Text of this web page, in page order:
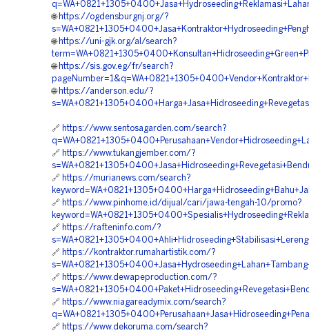
🌐 https://ogdensburgnj.org/?
🌐 https://uni-gjk.org/al/search?
🌐 https://sis.gov.eg/fr/search?
🌐 https://anderson.edu/?
🔗 https://www.sentosagarden.com/search?
🔗 https://www.tukangjember.com/?
🔗 https://murianews.com/search?
🔗 https://www.pinhome.id/dijual/cari/jawa-tengah-10/promo?
🔗 https://rafteninfo.com/?
🔗 https://kontraktor.rumahartistik.com/?
🔗 https://www.dewapeproduction.com/?
🔗 https://www.niagareadymix.com/search?
🔗 https://www.dekoruma.com/search?